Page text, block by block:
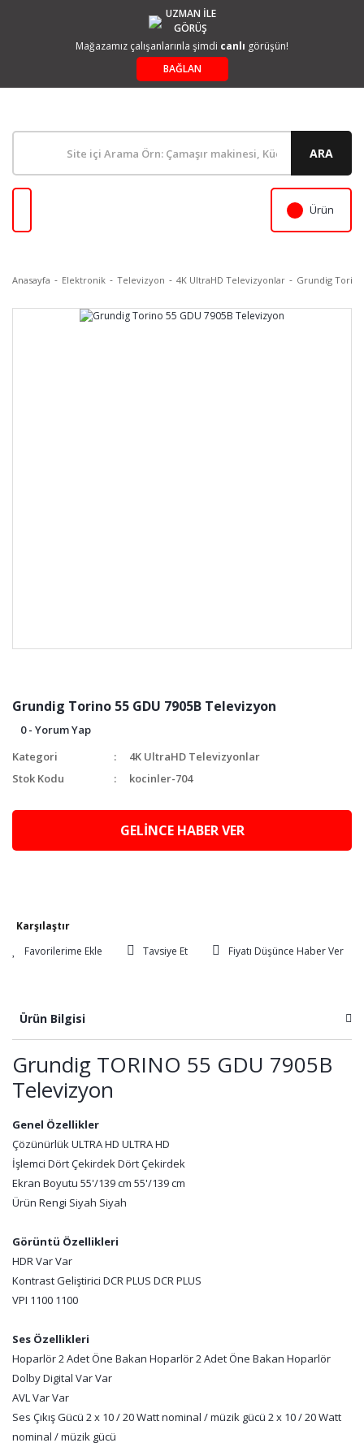
UZMAN İLE
GÖRÜŞ
Mağazamız çalışanlarınla şimdi canlı görüşün!
BAĞLAN
ARA
Ürün
Anasayfa Elektronik Televizyon 4K UltraHD Televizyonlar Grundig
Grundig Torino 55 GDU 7905B Televizyon
0 - Yorum Yap
Kategori
4K UltraHD Televizyonlar
Stok Kodu
kocinler-704
GELİNCE HABER VER
Karşılaştır
Tavsiye Et
Fiyatı Düşünce Haber Ver
Ürün Bilgisi
Grundig TORINO 55 GDU 7905B
Televizyon
Genel Özellikler
Çözünürlük ULTRA HD ULTRA HD
İşlemci Dört Çekirdek Dört Çekirdek
Ekran Boyutu 55'/139 cm 55'/139 cm
Ürün Rengi Siyah Siyah
Görüntü Özellikleri
HDR Var Var
Kontrast Geliştirici DCR PLUS DCR PLUS
VPI 1100 1100
Ses Özellikleri
Hoparlör 2 Adet Öne Bakan Hoparlör 2 Adet Öne Bakan Hoparlör
Dolby Digital Var Var
AVL Var Var
Ses Çıkış Gücü 2 x 10 / 20 Watt nominal / müzik gücü 2 x 10 / 20 Watt
nominal / müzik gücü